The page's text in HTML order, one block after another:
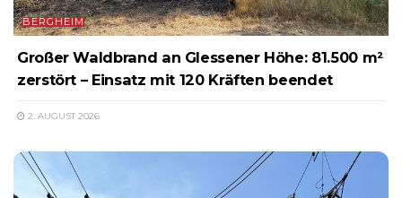
BERGHEIM
Großer Waldbrand an Glessener Höhe: 81.500 m²
zerstört – Einsatz mit 120 Kräften beendet
2. AUGUST 2026